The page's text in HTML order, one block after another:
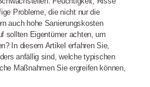
Probleme, die nicht nur die
auch hohe Sanierungskosten
sollten Eigentümer achten, um
In diesem Artikel erfahren Sie,
anfällig sind, welche typischen
Maßnahmen Sie ergreifen können,